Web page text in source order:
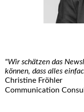
"Wir schätzen das
können, dass alles
Christine Fröhler
Communication